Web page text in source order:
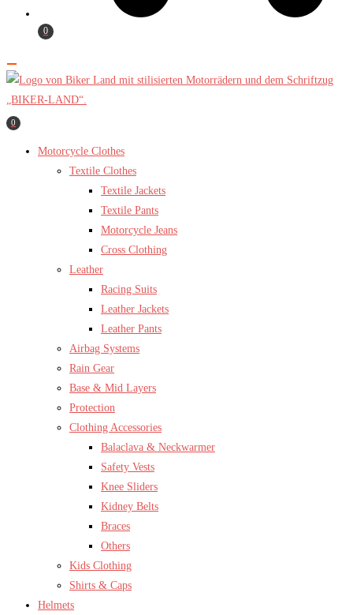
0
0
Motorcycle Clothes
Textile Clothes
Textile Jackets
Textile Pants
Motorcycle Jeans
Cross Clothing
Leather
Racing Suits
Leather Jackets
Leather Pants
Airbag Systems
Rain Gear
Base & Mid Layers
Protection
Clothing Accessories
Balaclava & Neckwarmer
Safety Vests
Knee Sliders
Kidney Belts
Braces
Others
Kids Clothing
Shirts & Caps
Helmets